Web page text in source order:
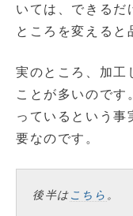
いては、できるだ
ところを変えると
実のところ、加工
ことが多いのです
っているという事
要なのです。
後半はこちら 。